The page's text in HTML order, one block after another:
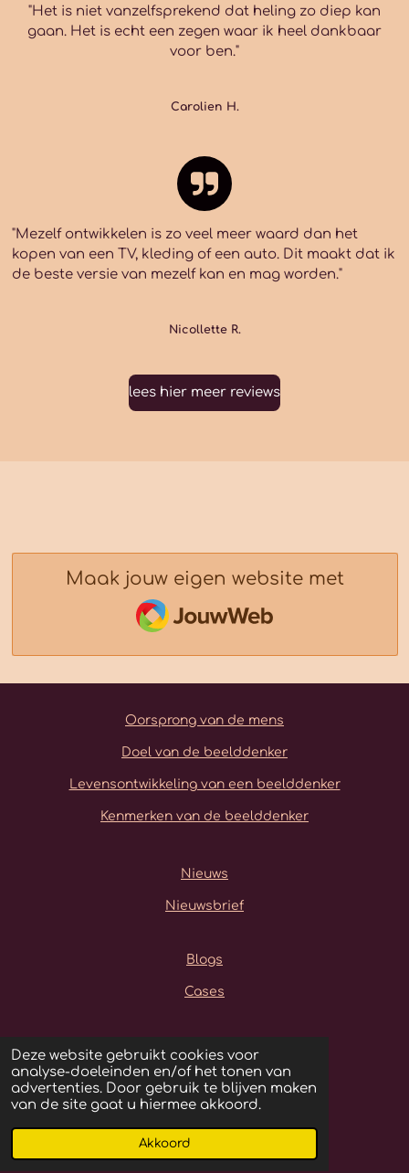
Deze website gebruikt cookies voor
analyse-doeleinden en/of het tonen van
advertenties. Door gebruik te blijven maken
van de site gaat u hiermee akkoord.
Akkoord
"Het is niet vanzelfsprekend dat heling zo diep kan
gaan. Het is echt een zegen waar ik heel dankbaar
voor ben."
Carolien H.
"Mezelf ontwikkelen is zo veel meer waard dan het
kopen van een TV, kleding of een auto. Dit maakt dat ik
de beste versie van mezelf kan en mag worden."
Nicollette R.
lees hier meer reviews
Maak jouw eigen website met
JouwWeb
Oorsprong van de mens
Doel van de beelddenker
Levensontwikkeling van een beelddenker
Kenmerken van de beelddenker
Nieuws
Nieuwsbrief
Blogs
Cases
Contact
Veelgestelde vragen
Film tips
Boeken tips